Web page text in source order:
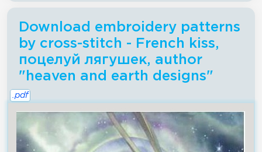
Download embroidery patterns
by cross-stitch - French kiss,
поцелуй лягушек, author
"heaven and earth designs"
.pdf